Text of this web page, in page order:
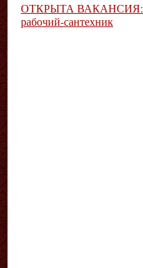
ОТКРЫТА ВАКАНСИЯ:
рабочий-сантехник